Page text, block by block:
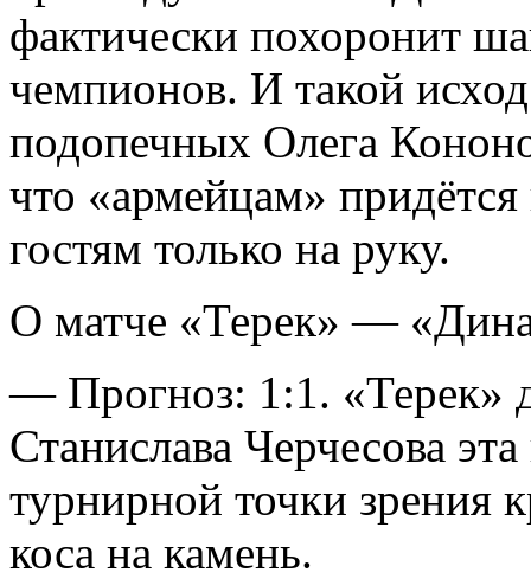
фактически похоронит
чемпионов. И такой
подопечных Олега
что «армейцам»
гостям только на руку.
О матче «Терек» —
— Прогноз: 1:1. «Терек»
Станислава Черчесова
турнирной точки зрения
коса на камень.